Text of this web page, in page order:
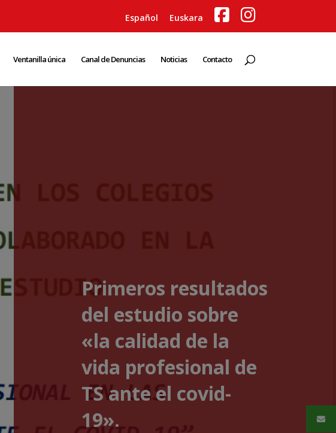
Español Euskara
Ventanilla única Canal de Denuncias Noticias Contacto
Primeros resultados
del estudio sobre
«la calidad de la
vida profesional de
TS ante el covid-
19».